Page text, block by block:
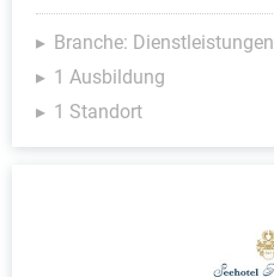
Branche: Dienstleistungen
1 Ausbildung
1 Standort